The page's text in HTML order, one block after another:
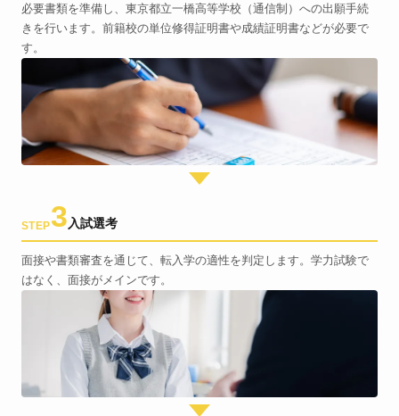
必要書類を準備し、東京都立一橋高等学校（通信制）への出願手続
きを行います。前籍校の単位修得証明書や成績証明書などが必要で
す。
STEP3 入試選考
面接や書類審査を通じて、転入学の適性を判定します。学力試験で
はなく、面接がメインです。